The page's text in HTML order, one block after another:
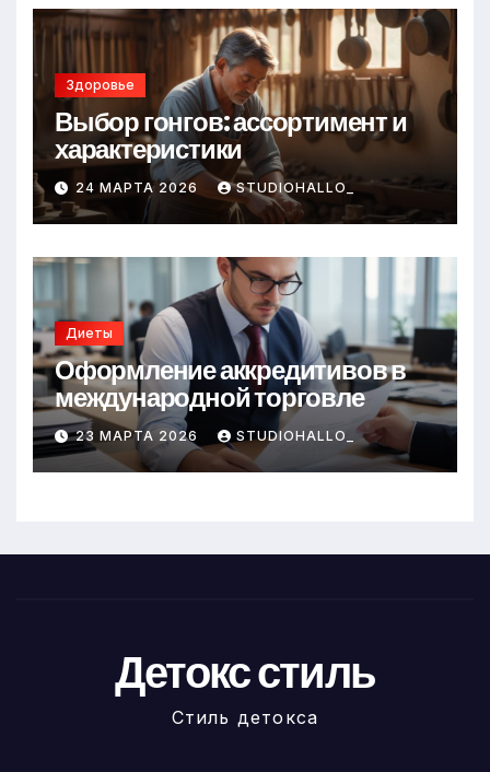
Здоровье
Выбор гонгов: ассортимент и
характеристики
24 МАРТА 2026 STUDIOHALLO_
Диеты
Оформление аккредитивов в
международной торговле
23 МАРТА 2026 STUDIOHALLO_
Детокс стиль
Стиль детокса